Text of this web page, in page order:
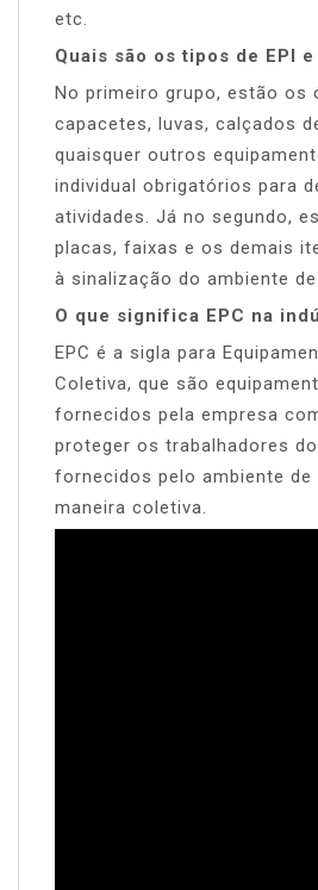
etc.
Quais são os tipos de EPI e
No primeiro grupo, estão os
capacetes, luvas, calçados
quaisquer outros
individual obrigatórios para
atividades. Já no segundo,
placas, faixas e os demais
à sinalização do ambiente de
O que significa EPC na
EPC é a sigla para
Coletiva, que são
fornecidos pela empresa
proteger os trabalhadores
fornecidos pelo ambiente de
maneira coletiva.